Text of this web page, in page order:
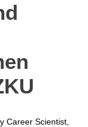
Career Scientist,